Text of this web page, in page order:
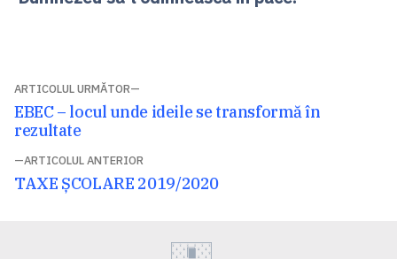
Navigare
în
articole
ARTICOLUL ANTERIOR
Articolul
TAXE ȘCOLARE 2019/2020
ARTICOLUL URMĂTOR
Articolul
următor:
EBEC – locul unde ideile se transformă în
rezultate